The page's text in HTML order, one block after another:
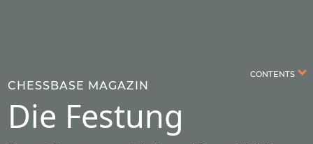
CHESSBASE MAGAZIN
Die Festung
CONTENTS